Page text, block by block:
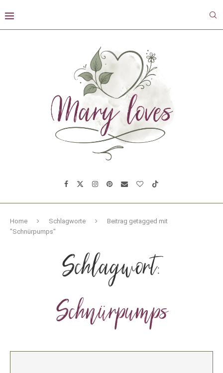
Home Schlagworte
Beitrag getagged mit
"Schnürpumps"
Schlagwort:
Schnürpumps